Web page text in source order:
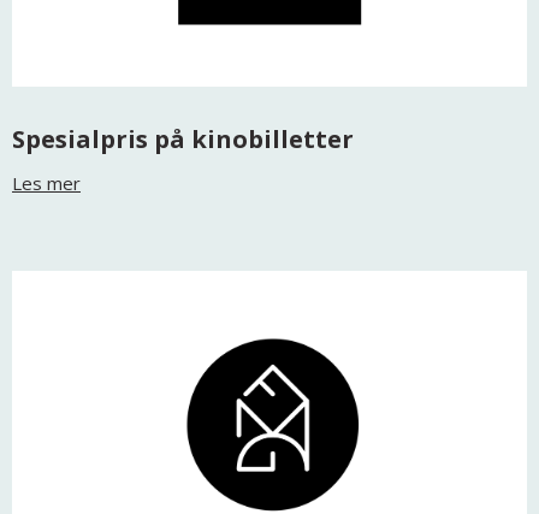
Spesialpris på kinobilletter
Les mer